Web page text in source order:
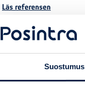
Suostumus
Läs referensen